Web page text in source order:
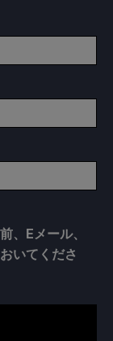
、Eメール、
いてくださ